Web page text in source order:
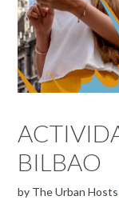
BILBAO
by The Urban Hosts